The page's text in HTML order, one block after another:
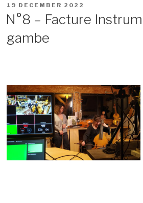
POSTED
ON
19 DECEMBER 2022
N°8 – Facture
gambe